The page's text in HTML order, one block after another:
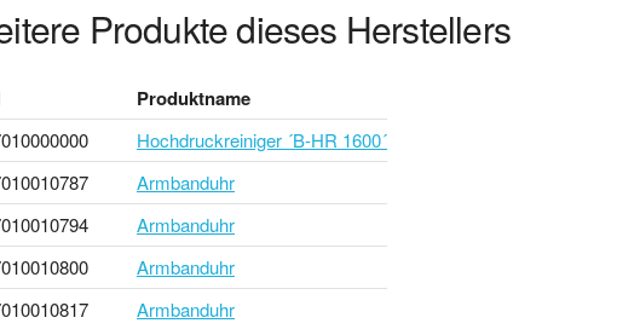
Produkte dieses Herstellers
Produktname
Hochdruckreiniger ´B-HR 1600´
Armbanduhr
Armbanduhr
Armbanduhr
Armbanduhr